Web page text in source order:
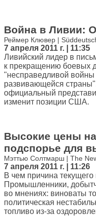
Война в Ливии:
Реймер Клювер |
7 апреля 2011 г. | 11:35
Ливийский лидер в
к прекращению боевых
"несправедливой войны
развивающейся
официальный
изменит позиции США.
Высокие цены
подспорье для
Мэттью Солтмарш | The
7 апреля 2011 г. | 11:26
В чем причина
Промышленники,
во мнениях: виноваты
политическая
топливо из-за